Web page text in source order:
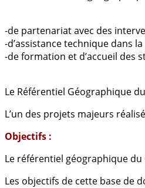
-de partenariat avec des
-d’assistance technique dans
-de formation et d’accueil des
Le Référentiel Géographique
L’un des projets majeurs
Objectifs :
Le référentiel géographique du
Les objectifs de cette base de